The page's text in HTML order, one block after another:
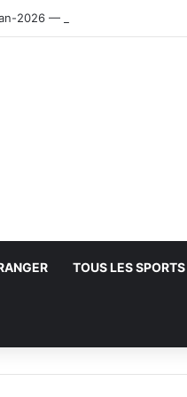
2026 — Le CRB s’adjuge le titre
TOUS LES SPORTS